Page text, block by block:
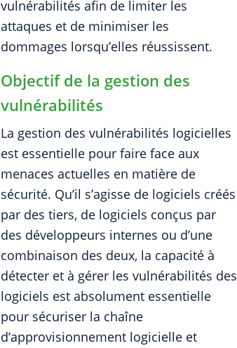
vulnérabilités afin de limiter les
attaques et de minimiser les
dommages lorsqu’elles réussissent.
Objectif de la gestion des
vulnérabilités
La gestion des vulnérabilités logicielles
est essentielle pour faire face aux
menaces actuelles en matière de
sécurité. Qu’il s’agisse de logiciels créés
par des tiers, de logiciels conçus par
des développeurs internes ou d’une
combinaison des deux, la capacité à
détecter et à gérer les vulnérabilités des
logiciels est absolument essentielle
pour sécuriser la chaîne
d’approvisionnement logicielle et